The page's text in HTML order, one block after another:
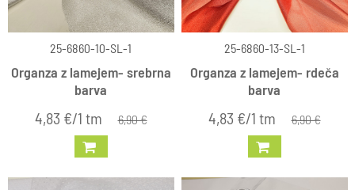
25-6860-10-SL-1
Organza z lamejem- srebrna
barva
4,83 €/1 tm 6,90 €
25-6860-13-SL-1
Organza z lamejem- rdeča
barva
4,83 €/1 tm 6,90 €